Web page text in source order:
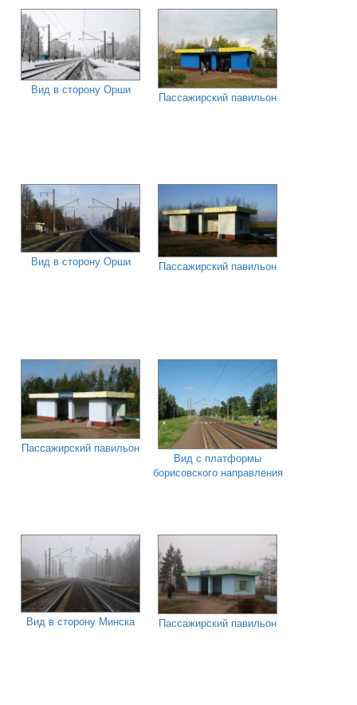
Вид в сторону Орши
Пассажирский павильон
Вид в сторону Орши Пассажирский павильон
Пассажирский павильон
Вид с платформы
борисовского направления
Вид в сторону Минска Пассажирский павильон